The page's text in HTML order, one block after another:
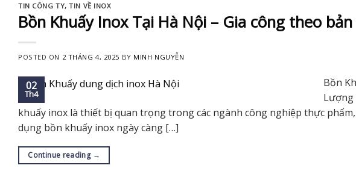
TIN CÔNG TY,TIN VỀ INOX
Bồn Khuấy Inox Tại Hà Nội – Gia công theo
POSTED ON 2 THÁNG 4, 2025 BY MINH NGUYỄN
02
Th4
Bồn
Lượng
khuấy inox là thiết bị quan trọng trong các ngành công nghiệp thực
dụng bồn khuấy inox ngày càng […]
Continue reading →